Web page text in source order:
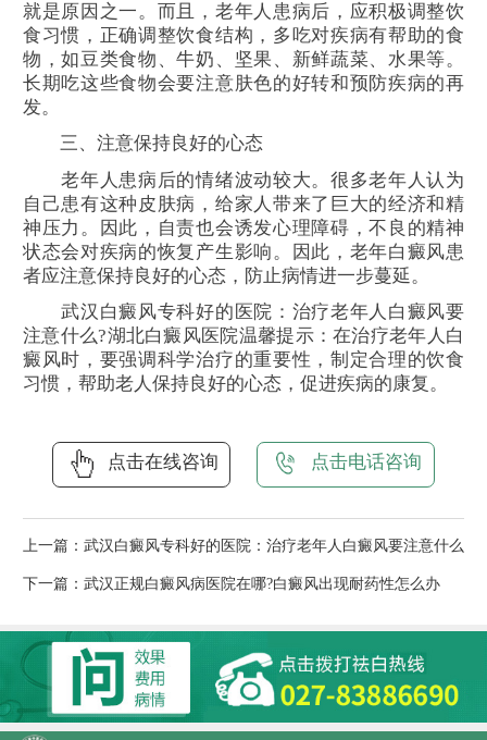
就是原因之一。而且，老年人患病后，应积极调整饮
食习惯，正确调整饮食结构，多吃对疾病有帮助的食
物，如豆类食物、牛奶、坚果、新鲜蔬菜、水果等。
长期吃这些食物会要注意肤色的好转和预防疾病的再
发。
三、注意保持良好的心态
老年人患病后的情绪波动较大。很多老年人认为
自己患有这种皮肤病，给家人带来了巨大的经济和精
神压力。因此，自责也会诱发心理障碍，不良的精神
状态会对疾病的恢复产生影响。因此，老年白癜风患
者应注意保持良好的心态，防止病情进一步蔓延。
武汉白癜风专科好的医院：治疗老年人白癜风要
注意什么?湖北白癜风医院温馨提示：在治疗老年人白
癜风时，要强调科学治疗的重要性，制定合理的饮食
习惯，帮助老人保持良好的心态，促进疾病的康复。
点击在线咨询 点击电话咨询
上一篇： 武汉白癜风专科好的医院：治疗老年人白癜风要注意什么
下一篇： 武汉正规白癜风病医院在哪?白癜风出现耐药性怎么办